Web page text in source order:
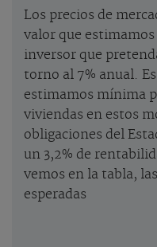
Los precios de
valor que
inversor que
torno al 7% anual.
estimamos mínima
viviendas en estos
obligaciones del
un 3,2% de
vemos en la tabla,
esperadas